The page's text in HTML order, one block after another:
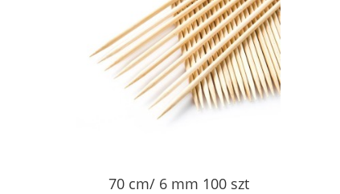
70 cm/ 6 mm 100 szt